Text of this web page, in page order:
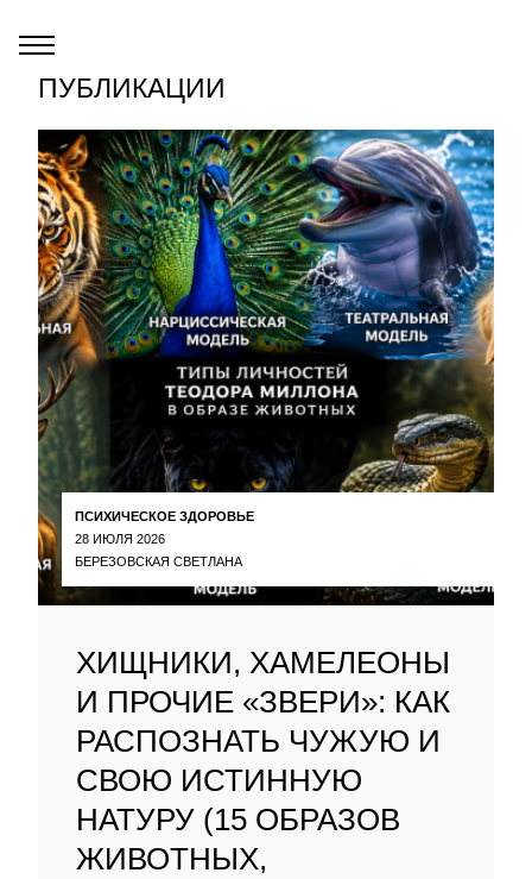
ПУБЛИКАЦИИ
ПСИХИЧЕСКОЕ ЗДОРОВЬЕ
28 ИЮЛЯ 2026
БЕРЕЗОВСКАЯ СВЕТЛАНА
ХИЩНИКИ, ХАМЕЛЕОНЫ
И ПРОЧИЕ «ЗВЕРИ»: КАК
РАСПОЗНАТЬ ЧУЖУЮ И
СВОЮ ИСТИННУЮ
НАТУРУ (15 ОБРАЗОВ
ЖИВОТНЫХ,